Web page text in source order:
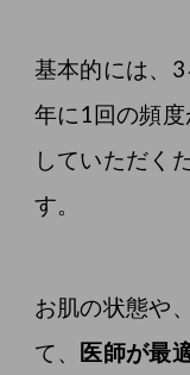
基本的には、
年に1回の頻
していただく
す。
お肌の状態や
て、 医師が最